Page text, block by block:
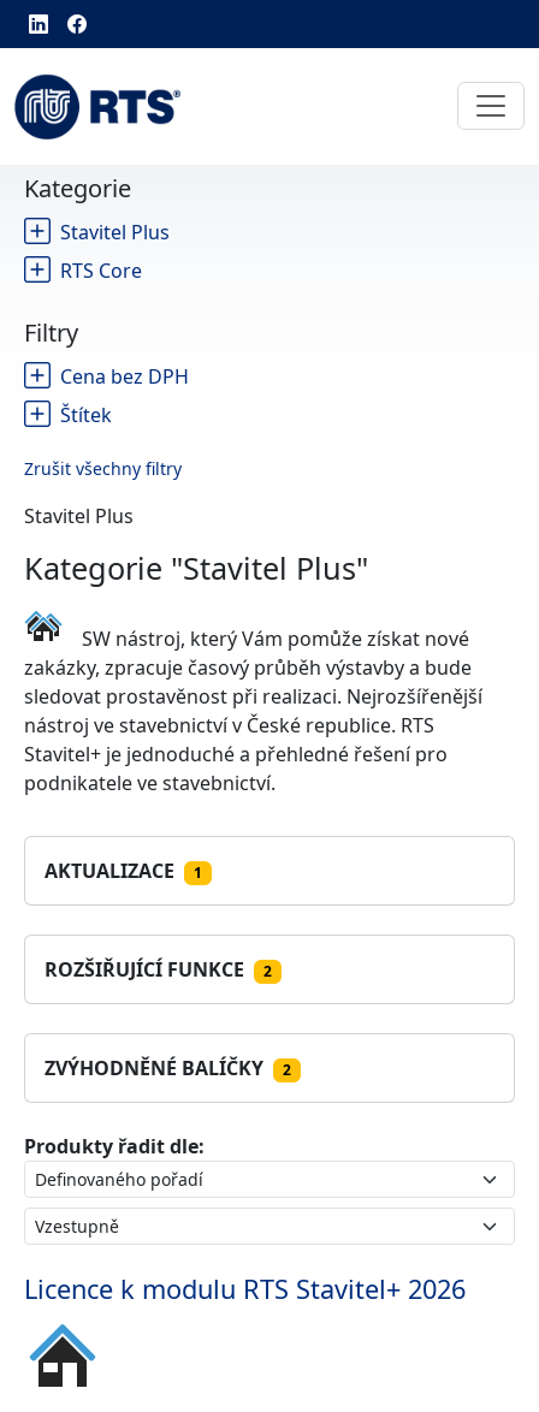
Kategorie
Stavitel Plus
RTS Core
Filtry
Cena bez DPH
Štítek
Zrušit všechny filtry
Stavitel Plus
Kategorie "Stavitel Plus"
SW nástroj, který Vám pomůže získat nové
zakázky, zpracuje časový průběh výstavby a bude
sledovat prostavěnost při realizaci. Nejrozšířenější
nástroj ve stavebnictví v České republice. RTS
Stavitel+ je jednoduché a přehledné řešení pro
podnikatele ve stavebnictví.
AKTUALIZACE 1
ROZŠIŘUJÍCÍ FUNKCE 2
ZVÝHODNĚNÉ BALÍČKY 2
Produkty řadit dle:
Licence k modulu RTS Stavitel+ 2026